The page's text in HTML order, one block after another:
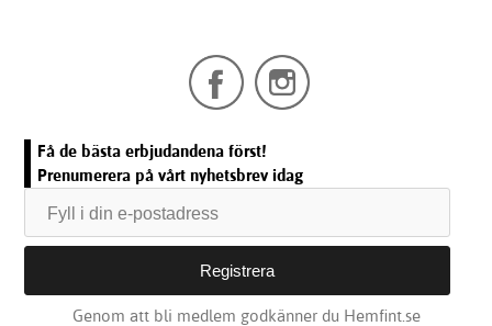
Få de bästa erbjudandena först!
Prenumerera på vårt nyhetsbrev idag
Genom att bli medlem godkänner du Hemfint.se